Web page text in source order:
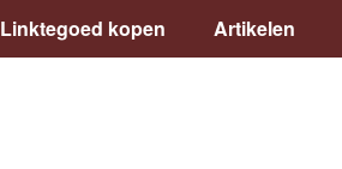
Linktegoed kopen Artikelen